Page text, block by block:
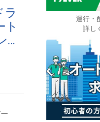
ト
運行・
詳し